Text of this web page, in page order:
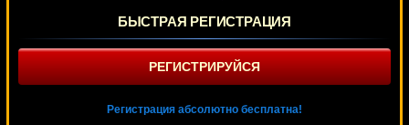
БЫСТРАЯ РЕГИСТРАЦИЯ
РЕГИСТРИРУЙСЯ
Регистрация абсолютно бесплатна!